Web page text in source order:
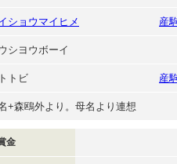
ショウマイヒメ 産
シヨウボーイ
トビ 産
+森鴎外より。母名より連想
金